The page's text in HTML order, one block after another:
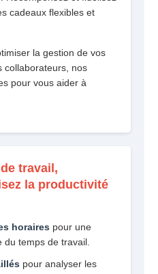
cadeaux flexibles et
la gestion de vos
collaborateurs, nos
pour vous aider à
travail,
la productivité
horaires pour une
du temps de travail.
pour analyser les